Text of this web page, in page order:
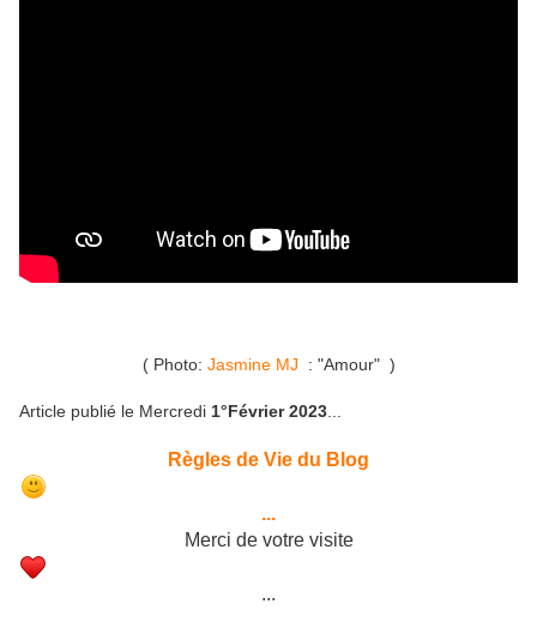
( Photo: Jasmine MJ : "Amour" )
Article publié le Mercredi 1°Février 2023
Règles de Vie du Blog
...
Merci de votre visite
...